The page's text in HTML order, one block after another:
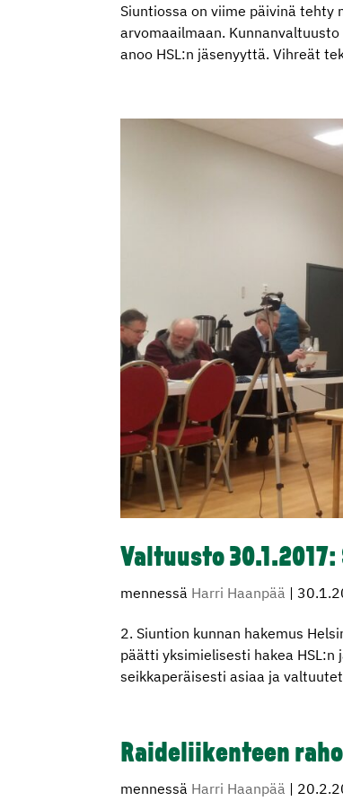
Siuntiossa on viime päivinä
arvomaailmaan.
anoo HSL:n jäsenyyttä. Vihreät
Valtuusto
mennessä Harri Haanpää |
2. Siuntion kunnan hakemus
päätti yksimielisesti hakea
seikkaperäisesti asiaa ja
Raideliikenteen
mennessä Harri Haanpää |